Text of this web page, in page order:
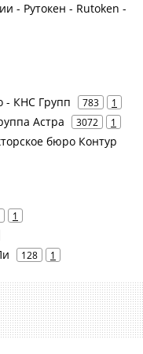
- Рутокен - Rutoken -
- КНС Групп 783 1
Астра 3072 1
бюро Контур
1
128 1